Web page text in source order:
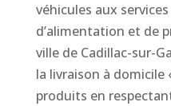
véhicules aux
d’alimentation et de
ville de Cadillac-sur-
la livraison à domicile
produits en